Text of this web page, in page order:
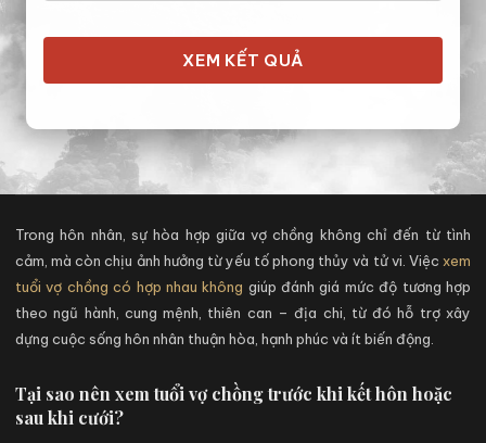
XEM KẾT QUẢ
Trong hôn nhân, sự hòa hợp giữa vợ chồng không chỉ đến từ tình
cảm, mà còn chịu ảnh hưởng từ yếu tố phong thủy và tử vi. Việc xem
tuổi vợ chồng có hợp nhau không giúp đánh giá mức độ tương hợp
theo ngũ hành, cung mệnh, thiên can – địa chi, từ đó hỗ trợ xây
dựng cuộc sống hôn nhân thuận hòa, hạnh phúc và ít biến động.
Tại sao nên xem tuổi vợ chồng trước khi kết hôn hoặc
sau khi cưới?